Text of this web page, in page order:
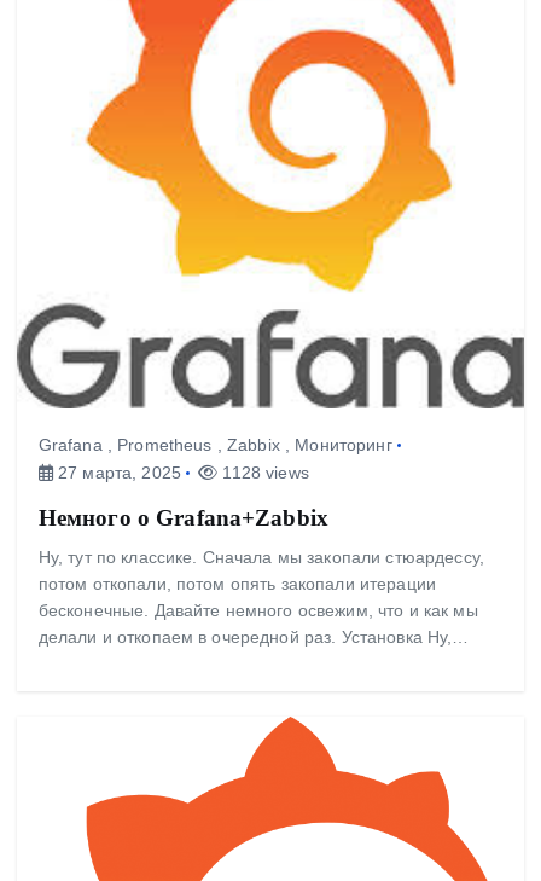
Grafana, Prometheus , Zabbix, Мониторинг
27 марта, 2025
1128 views
Немного о Grafana+Zabbix
Ну, тут по классике. Сначала мы закопали стюардессу,
потом откопали, потом опять закопали итерации
бесконечные. Давайте немного освежим, что и как мы
делали и откопаем в очередной раз. Установка Ну,…